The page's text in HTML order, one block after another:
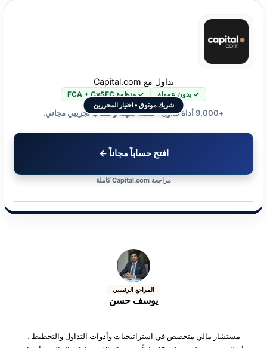
شريك موثوق • اختيار المحررين
تداول مع Capital.com
✓ بدون عمولة ✓ منظمة FCA + CySEC
+9,000 أداة تداول • منصة سهلة وحساب تجريبي مجاني.
افتح حساباً مجاناً ←
مراجعة Capital.com كاملة
المراجع الرئيسي
يوسف حسن
مستشار مالي متخصص في استراتيجيات وأدوات التداول والتخطيط ،